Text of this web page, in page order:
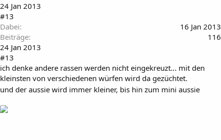
24 Jan 2013
#13
Dabei
16 Jan 2013
Beiträge
116
24 Jan 2013
#13
ich denke andere rassen werden nicht eingekreuzt... mit den
kleinsten von verschiedenen würfen wird da gezüchtet.
und der aussie wird immer kleiner, bis hin zum mini aussie